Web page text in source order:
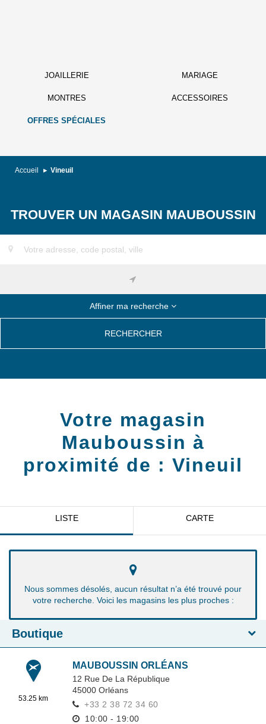
JOAILLERIE MARIAGE
MONTRES ACCESSOIRES
OFFRES SPÉCIALES
Accueil Vineuil
TROUVER UN MAGASIN MAUBOUSSIN
Affiner ma recherche
RECHERCHER
Votre magasin
Mauboussin à
proximité de : Vineuil
LISTE CARTE
Nous sommes désolés, aucun résultat n’a été trouvé pour
votre recherche. Voici les magasins les plus proches :
Boutique
53.25 km
MAUBOUSSIN ORLÉANS
12 Rue De La République
45000 Orléans
+33 2 38 72 34 60
10:00 - 19:00